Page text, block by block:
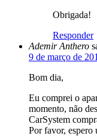
Obrigada!
Responder
Ademir Anthero
9 de março de
Bom dia,
Eu comprei o
momento, não
CarSystem
Por favor, espero